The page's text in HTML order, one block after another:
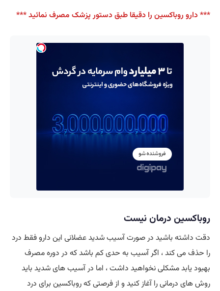
*** دارو روباکسین را دقیقا طبق دستور پزشک مصرف نمائید ***
روباکسین درمان نیست
دقت داشته باشید در صورت آسیب شدید عضلانی این دارو فقط درد
را حذف می کند ، اگر آسیب به حدی کم باشد که در دوره مصرف
بهبود یابد مشکلی نخواهید داشت ، اما در آسیب های شدید باید
روش های درمانی را آغاز کنید و از فرصتی که روباکسین برای درد